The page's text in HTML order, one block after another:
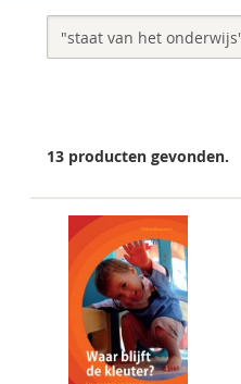
13 producten gevonden.